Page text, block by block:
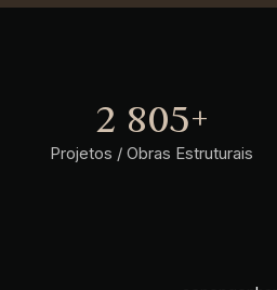
Projetos / Obras Estruturais
3 552+